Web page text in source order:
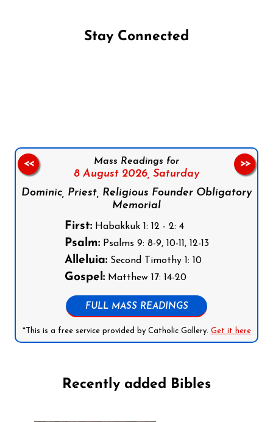
Stay Connected
Mass Readings for
8 August 2026, Saturday
Dominic, Priest, Religious Founder Obligatory
Memorial
First:Habakkuk 1: 12 - 2: 4
Psalm:Psalms 9: 8-9, 10-11, 12-13
Alleluia:Second Timothy 1: 10
Gospel:Matthew 17: 14-20
FULL MASS READINGS
*This is a free service provided by Catholic Gallery. Get it here
<< >>
Recently added Bibles